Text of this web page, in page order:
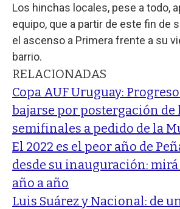
Los hinchas locales, pese a todo,
equipo, que a partir de este fin de
el ascenso a Primera frente a su
barrio.
RELACIONADAS
Copa AUF Uruguay:
bajarse por postergación de
semifinales a pedido de la
El 2022 es el peor año de
desde su inauguración:
año a año
Luis Suárez y Nacional: de